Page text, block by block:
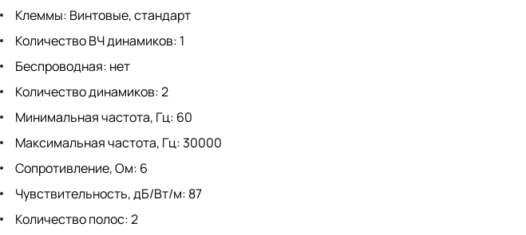
Клеммы: Винтовые, стандарт
Количество ВЧ динамиков: 1
Беспроводная: нет
Количество динамиков: 2
Минимальная частота, Гц: 60
Максимальная частота, Гц: 30000
Сопротивление, Ом: 6
Чувствительность, дБ/Вт/м: 87
Количество полос: 2